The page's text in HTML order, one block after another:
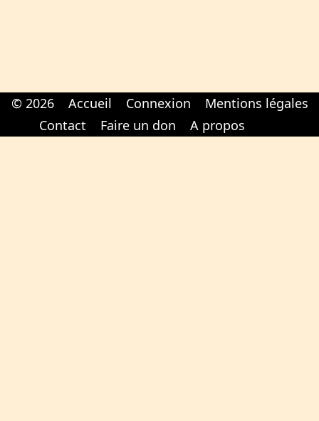
© 2026 Accueil Connexion
Mentions légales
Contact
Faire un don A propos